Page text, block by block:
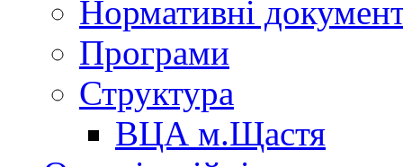
Нормативні
Програми
Структура
ВЦА м.Щастя